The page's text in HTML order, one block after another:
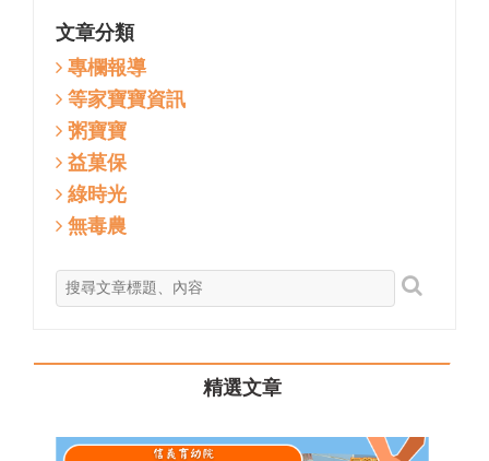
文章分類
專欄報導
等家寶寶資訊
粥寶寶
益菓保
綠時光
無毒農
精選文章